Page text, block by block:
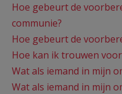
Hoe gebeurt de
communie?
Hoe gebeurt de
Hoe kan ik trouwen
Wat als iemand in mijn
Wat als iemand in mijn